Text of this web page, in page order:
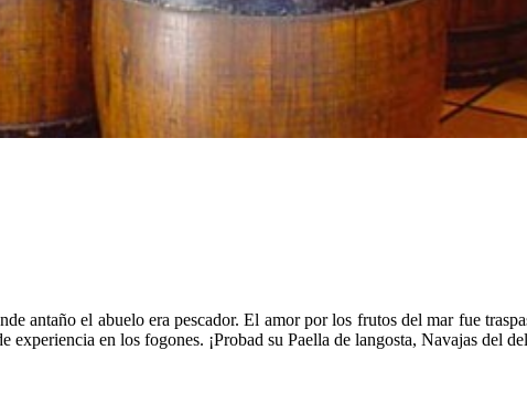
antaño el abuelo era pescador. El amor por los frutos del mar fue
experiencia en los fogones. ¡Probad su Paella de langosta, Navajas del